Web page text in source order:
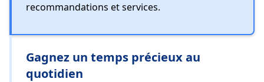
recommandations et services.
Gagnez un temps précieux au
quotidien